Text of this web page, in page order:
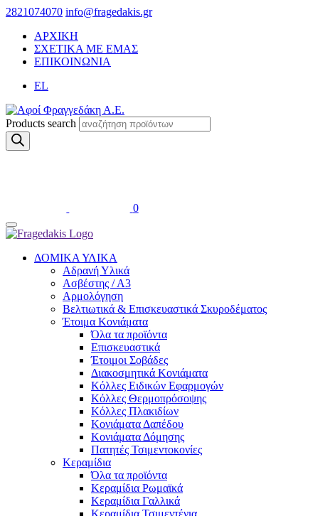
2821074070 info@fragedakis.gr
ΑΡΧΙΚΗ
ΣΧΕΤΙΚΑ ΜΕ ΕΜΑΣ
ΕΠΙΚΟΙΝΩΝΙΑ
EL
Products search
0
ΔΟΜΙΚΑ ΥΛΙΚΑ
Αδρανή Υλικά
Ασβέστης / Α3
Αρμολόγηση
Βελτιωτικά & Επισκευαστικά Σκυροδέματος
Έτοιμα Κονιάματα
Όλα τα προϊόντα
Επισκευαστικά
Έτοιμοι Σοβάδες
Διακοσμητικά Κονιάματα
Κόλλες Ειδικών Εφαρμογών
Κόλλες Θερμοπρόσοψης
Κόλλες Πλακιδίων
Κονιάματα Δαπέδου
Κονιάματα Δόμησης
Πατητές Τσιμεντοκονίες
Κεραμίδια
Όλα τα προϊόντα
Κεραμίδια Ρωμαϊκά
Κεραμίδια Γαλλικά
Κεραμίδια Τσιμεντένια